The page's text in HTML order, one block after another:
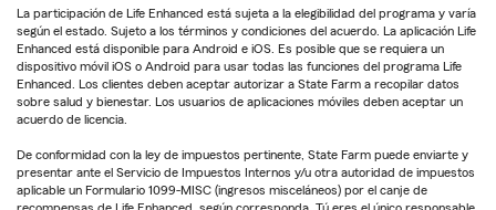
La participación de Life Enhanced está sujeta a la elegibilidad del programa y varía
según el estado. Sujeto a los términos y condiciones del acuerdo. La aplicación Life
Enhanced está disponible para Android e iOS. Es posible que se requiera un
dispositivo móvil iOS o Android para usar todas las funciones del programa Life
Enhanced. Los clientes deben aceptar autorizar a State Farm a recopilar datos
sobre salud y bienestar. Los usuarios de aplicaciones móviles deben aceptar un
acuerdo de licencia.
De conformidad con la ley de impuestos pertinente, State Farm puede enviarte y
presentar ante el Servicio de Impuestos Internos y/u otra autoridad de impuestos
aplicable un Formulario 1099-MISC (ingresos misceláneos) por el canje de